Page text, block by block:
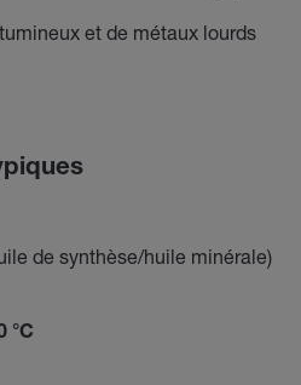
et de métaux lourds
de synthèse/huile minérale)
°C